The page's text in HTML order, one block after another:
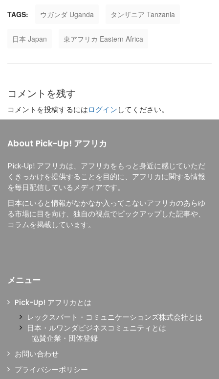
TAGS: ウガンダ Uganda タンザニア Tanzania
日本 Japan 東アフリカ Eastern Africa
コメントを残す
コメントを投稿するにはログイン してください。
About Pick-Up! アフリカ
Pick-Up! アフリカは、 アフリカをもっと身近に感じていただ
くきっかけを提供することを目的に、 アフリカに関する情報
を毎日配信しているメディアです。
日本にいると情報がなかなか入ってこないアフリカのあらゆ
る市場に目を向け、独自の視点でピックアップした記事や、
コラムを掲載しています。
メニュー
Pick-Up! アフリカとは
レックスバート・コミュニケーションズ株式会社とは
日本・ルワンダビジネスコミュニティとは
協賛企業・団体登録
お問い合わせ
プライバシーポリシー